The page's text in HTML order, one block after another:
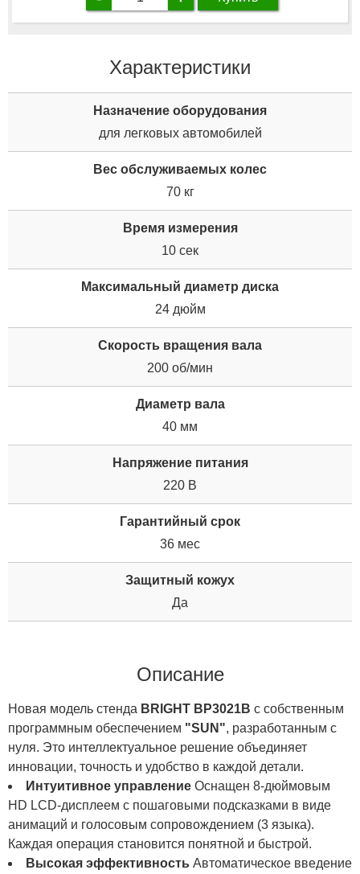
Характеристики
Назначение оборудования
для легковых автомобилей
Вес обслуживаемых колес
70 кг
Время измерения
10 сек
Максимальный диаметр диска
24 дюйм
Скорость вращения вала
200 об/мин
Диаметр вала
40 мм
Напряжение питания
220 В
Гарантийный срок
36 мес
Защитный кожух
Да
Описание
Новая модель стенда BRIGHT BP3021B с собственным
программным обеспечением "SUN", разработанным с
нуля. Это интеллектуальное решение объединяет
инновации, точность и удобство в каждой детали.
Интуитивное управление Оснащен 8-дюймовым
HD LCD-дисплеем с пошаговыми подсказками в виде
анимаций и голосовым сопровождением (3 языка).
Каждая операция становится понятной и быстрой.
Высокая эффективность Автоматическое введение